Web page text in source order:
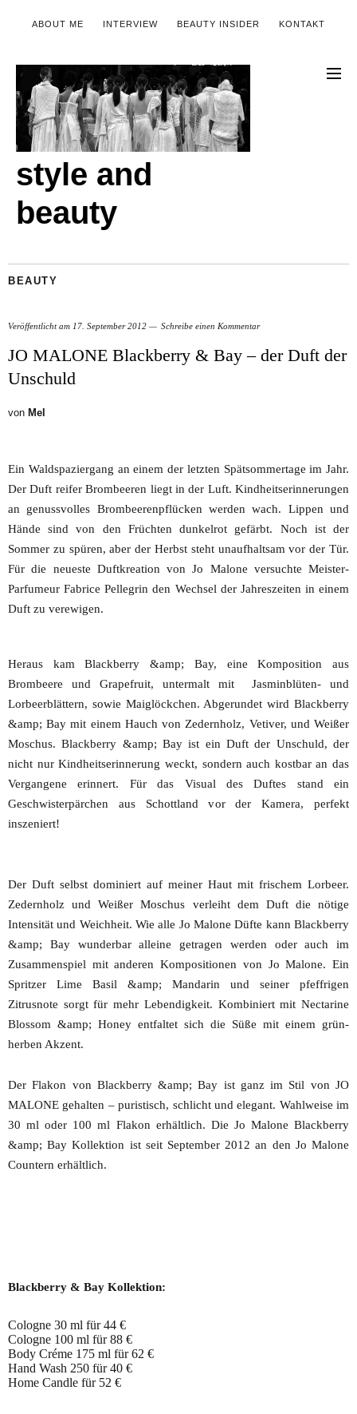
ABOUT ME INTERVIEW BEAUTY INSIDER KONTAKT
style and
beauty
BEAUTY
Veröffentlicht am 17. September 2012 Schreibe einen Kommentar
JO MALONE Blackberry & Bay – der Duft der
Unschuld
von Mel
Ein Waldspaziergang an einem der letzten Spätsommertage im Jahr.
Der Duft reifer Brombeeren liegt in der Luft. Kindheitserinnerungen
an genussvolles Brombeerenpflücken werden wach. Lippen und
Hände sind von den Früchten dunkelrot gefärbt. Noch ist der
Sommer zu spüren, aber der Herbst steht unaufhaltsam vor der Tür.
Für die neueste Duftkreation von Jo Malone versuchte Meister-
Parfumeur Fabrice Pellegrin den Wechsel der Jahreszeiten in einem
Duft zu verewigen.
Heraus kam Blackberry &amp; Bay, eine Komposition aus
Brombeere und Grapefruit, untermalt mit Jasminblüten- und
Lorbeerblättern, sowie Maiglöckchen. Abgerundet wird Blackberry
&amp; Bay mit einem Hauch von Zedernholz, Vetiver, und Weißer
Moschus. Blackberry &amp; Bay ist ein Duft der Unschuld, der
nicht nur Kindheitserinnerung weckt, sondern auch kostbar an das
Vergangene erinnert. Für das Visual des Duftes stand ein
Geschwisterpärchen aus Schottland vor der Kamera, perfekt
inszeniert!
Der Duft selbst dominiert auf meiner Haut mit frischem Lorbeer.
Zedernholz und Weißer Moschus verleiht dem Duft die nötige
Intensität und Weichheit. Wie alle Jo Malone Düfte kann Blackberry
&amp; Bay wunderbar alleine getragen werden oder auch im
Zusammenspiel mit anderen Kompositionen von Jo Malone. Ein
Spritzer Lime Basil &amp; Mandarin und seiner pfeffrigen
Zitrusnote sorgt für mehr Lebendigkeit. Kombiniert mit Nectarine
Blossom &amp; Honey entfaltet sich die Süße mit einem grün-
herben Akzent.
Der Flakon von Blackberry &amp; Bay ist ganz im Stil von JO
MALONE gehalten – puristisch, schlicht und elegant. Wahlweise im
30 ml oder 100 ml Flakon erhältlich. Die Jo Malone Blackberry
&amp; Bay Kollektion ist seit September 2012 an den Jo Malone
Countern erhältlich.
Blackberry & Bay Kollektion:
Cologne 30 ml für 44 €
Cologne 100 ml für 88 €
Body Créme 175 ml für 62 €
Hand Wash 250 für 40 €
Home Candle für 52 €